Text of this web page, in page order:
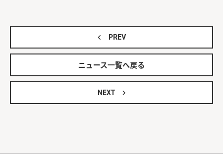
PREV
ニュース一覧へ戻る
NEXT